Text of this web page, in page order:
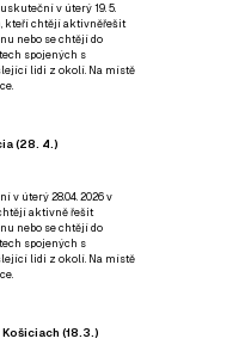
v úterý 19. 5.
kteří chtějí aktivněřešit
nebo se chtějí do
spojených s
lidi z okolí. Na místě
(28. 4.)
v úterý 28.04. 2026 v
aktivně řešit
nebo se chtějí do
spojených s
lidi z okolí. Na místě
(18.3.)